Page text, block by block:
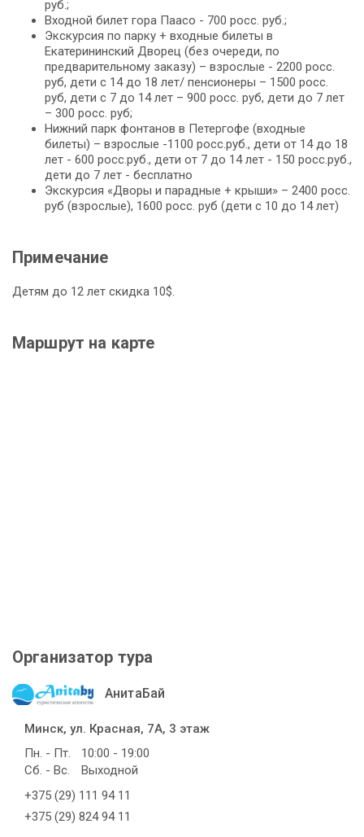
руб.;
Входной билет гора Паасо - 700 росс. руб.;
Экскурсия по парку + входные билеты в
Екатерининский Дворец (без очереди, по
предварительному заказу) – взрослые - 2200 росс.
руб, дети с 14 до 18 лет/ пенсионеры – 1500 росс.
руб, дети с 7 до 14 лет – 900 росс. руб, дети до 7 лет
– 300 росс. руб;
Нижний парк фонтанов в Петергофе (входные
билеты) – взрослые -1100 росс.руб., дети от 14 до 18
лет - 600 росс.руб., дети от 7 до 14 лет - 150 росс.руб.,
дети до 7 лет - бесплатно
Экскурсия «Дворы и парадные + крыши» – 2400 росс.
руб (взрослые), 1600 росс. руб (дети с 10 до 14 лет)
Примечание
Детям до 12 лет скидка 10$.
Маршрут на карте
Организатор тура
АнитаБай
Минск, ул. Красная, 7А, 3 этаж
Пн. - Пт.
10:00 - 19:00
Сб. - Вс.
Выходной
+375 (29) 111 94 11
+375 (29) 824 94 11